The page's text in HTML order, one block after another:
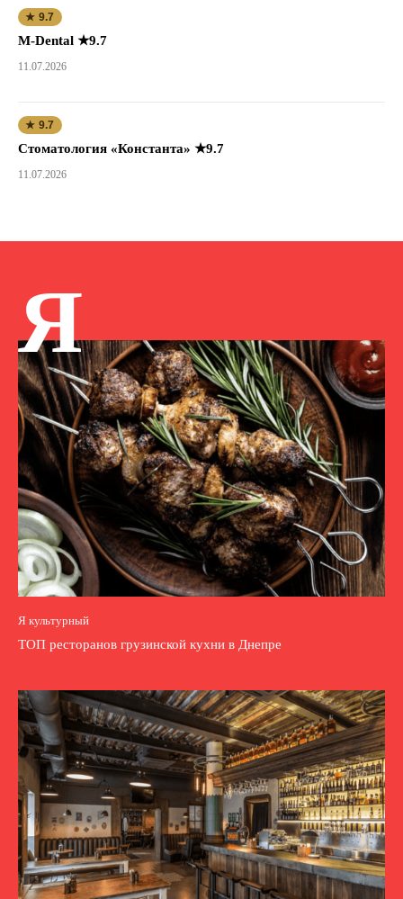
★ 9.7
M-Dental ★9.7
11.07.2026
★ 9.7
Стоматология «Константа» ★9.7
11.07.2026
Я
Я культурный
ТОП ресторанов грузинской кухни в Днепре